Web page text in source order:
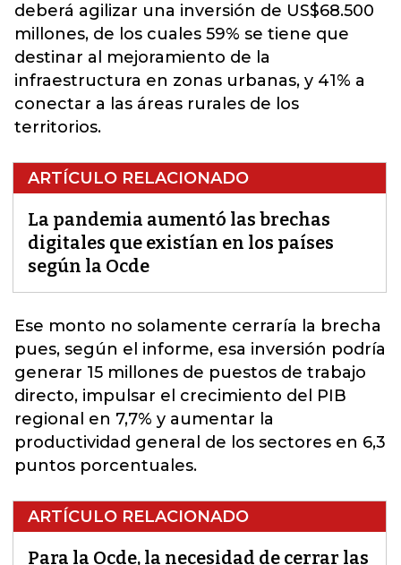
deberá agilizar una inversión de US$68.500
millones, de los cuales 59% se tiene que
destinar al mejoramiento de la
infraestructura en zonas urbanas, y 41% a
conectar a las áreas rurales de los
territorios.
ARTÍCULO RELACIONADO
La pandemia aumentó las brechas
digitales que existían en los países
según la Ocde
Ese monto no solamente cerraría la brecha
pues, según el informe, esa inversión podría
generar 15 millones de puestos de trabajo
directo, impulsar el crecimiento del PIB
regional en 7,7% y aumentar la
productividad general de los sectores en 6,3
puntos porcentuales.
ARTÍCULO RELACIONADO
Para la Ocde, la necesidad de cerrar las